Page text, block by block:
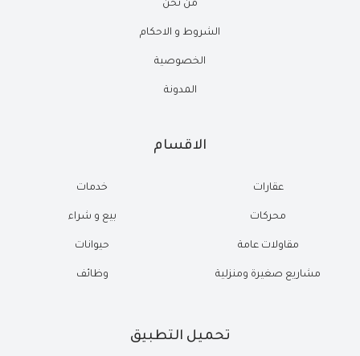
من نحن
الشروط و الاحكام
الخصوصية
المدونة
الاقسام
عقارات
محركات
مقاولات عامة
مشاريع صغيرة ومنزلية
خدمات
بيع و شراء
حيوانات
وظائف
تحميل التطبيق